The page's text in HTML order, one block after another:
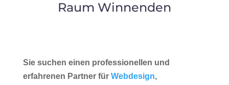
Raum Winnenden
Sie suchen einen professionellen und
erfahrenen Partner für Webdesign,